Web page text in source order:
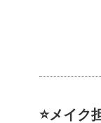
⭐️メイク